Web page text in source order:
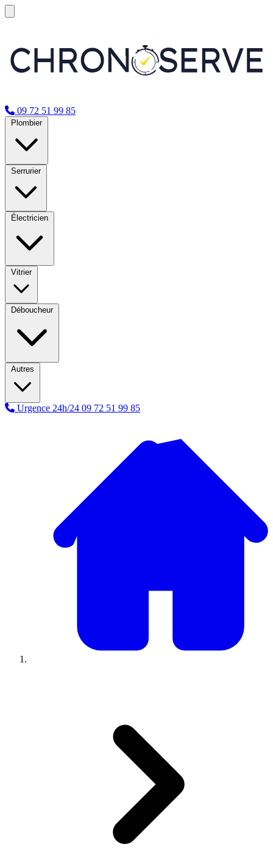
09 72 51 99 85
Plombier
Serrurier
Électricien
Vitrier
Déboucheur
Autres
Urgence 24h/24 09 72 51 99 85